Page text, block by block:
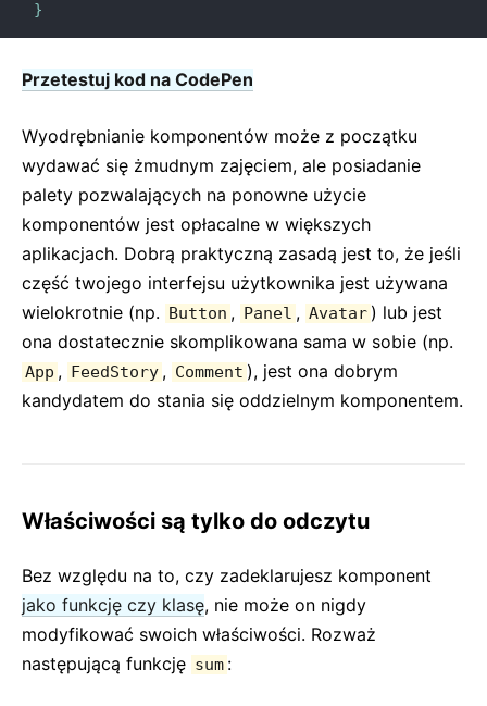
}
Przetestuj kod na CodePen
Wyodrębnianie komponentów może z początku
wydawać się żmudnym zajęciem, ale posiadanie
palety pozwalających na ponowne użycie
komponentów jest opłacalne w większych
aplikacjach. Dobrą praktyczną zasadą jest to, że jeśli
część twojego interfejsu użytkownika jest używana
wielokrotnie (np. Button , Panel , Avatar ) lub jest
ona dostatecznie skomplikowana sama w sobie (np.
App , FeedStory , Comment ), jest ona dobrym
kandydatem do stania się oddzielnym komponentem.
Właściwości są tylko do odczytu
Bez względu na to, czy zadeklarujesz komponent
jako funkcję czy klasę, nie może on nigdy
modyfikować swoich właściwości. Rozważ
następującą funkcję sum :